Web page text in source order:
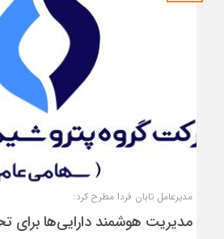
مدیرعامل تابان فردا مطرح کرد:
مدیریت هوشمند دارایی‌ها برای